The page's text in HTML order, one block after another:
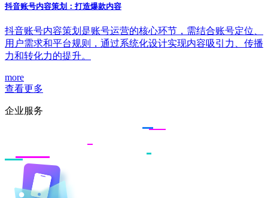
抖音账号内容策划：打造爆款内容
抖音账号内容策划是账号运营的核心环节，需结合账号定位、
用户需求和平台规则，通过系统化设计实现内容吸引力、传播
力和转化力的提升。
more
查看更多
企业服务